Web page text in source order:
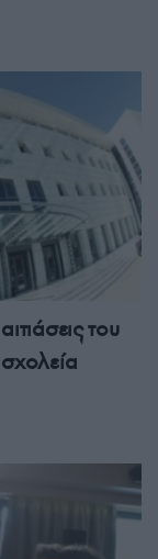
του